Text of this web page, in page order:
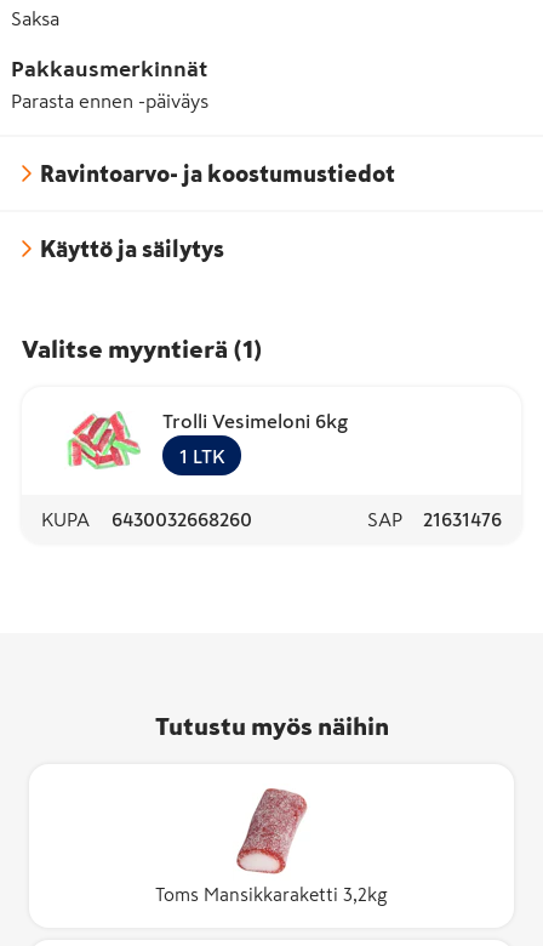
E440 Pektiini
Saksa
Pakkausmerkinnät
Parasta ennen -päiväys
Ravintoarvo- ja koostumustiedot
Käyttö ja säilytys
Valitse myyntierä (1 )
Trolli Vesimeloni 6kg
1 LTK
KUPA 6430032668260 SAP 21631476
Tutustu myös näihin
Toms Mansikkaraketti 3,2kg